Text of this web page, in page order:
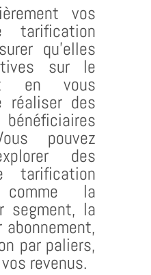
vos
tarification
qu’elles
sur le
en vous
réaliser des
pouvez
des
tarification
comme la
segment, la
par paliers,
revenus.